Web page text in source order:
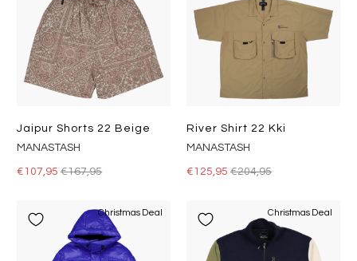
Jaipur Shorts 22 Beige
MANASTASH
€107,95€167,95
River Shirt 22 Kki
MANASTASH
€125,95 €204,95
Christmas Deal Christmas Deal